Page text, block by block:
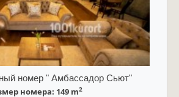
номер " Амбассадор Сьют"
номера: 149 m2